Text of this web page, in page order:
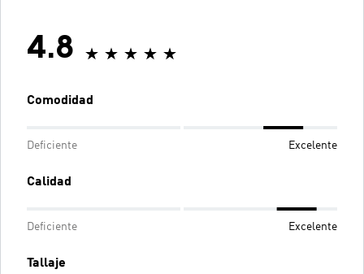
4.8
Comodidad
Deficiente Excelente
Calidad
Deficiente Excelente
Tallaje